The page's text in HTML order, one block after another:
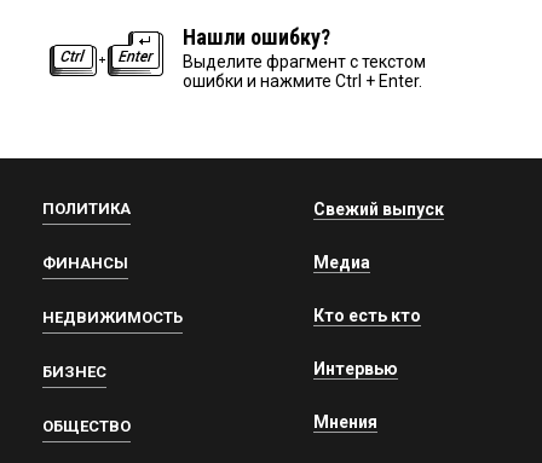
Нашли ошибку?
Выделите фрагмент с текстом
ошибки и нажмите Ctrl + Enter.
ПОЛИТИКА
ФИНАНСЫ
НЕДВИЖИМОСТЬ
БИЗНЕС
ОБЩЕСТВО
Свежий выпуск
Медиа
Кто есть кто
Интервью
Мнения